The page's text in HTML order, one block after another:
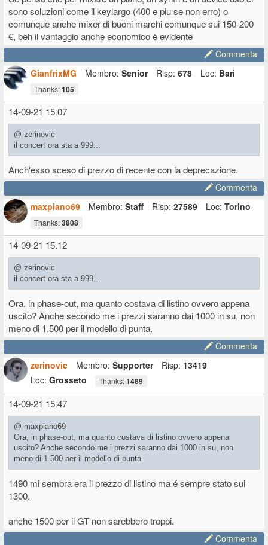
sono soluzioni come il keylargo (400 e piu se non erro) o
comunque anche mixer di buoni marchi comunque sui 150-200
€, beh il vantaggio anche economico è evidente
Commenta
GianfrixMG
Membro: Senior Risp: 678 Loc: Bari
Thanks:105
14-09-21 15.07
@ zerinovic
il concert ora sta a 999...
Anch'esso sceso di prezzo di recente con la deprecazione.
Commenta
maxpiano69
Membro: Staff Risp: 27589 Loc: Torino
Thanks:3808
14-09-21 15.12
@ zerinovic
il concert ora sta a 999...
Ora, in phase-out, ma quanto costava di listino ovvero appena
uscito? Anche secondo me i prezzi saranno dai 1000 in su, non
meno di 1.500 per il modello di punta.
Commenta
zerinovic
Membro: Supporter Risp: 13419
Loc: Grosseto Thanks:1489
14-09-21 15.47
@ maxpiano69
Ora, in phase-out, ma quanto costava di listino ovvero appena
uscito? Anche secondo me i prezzi saranno dai 1000 in su, non
meno di 1.500 per il modello di punta.
1490 mi sembra era il prezzo di listino ma é sempre stato sui
1300.
anche 1500 per il GT non sarebbero troppi.
Commenta